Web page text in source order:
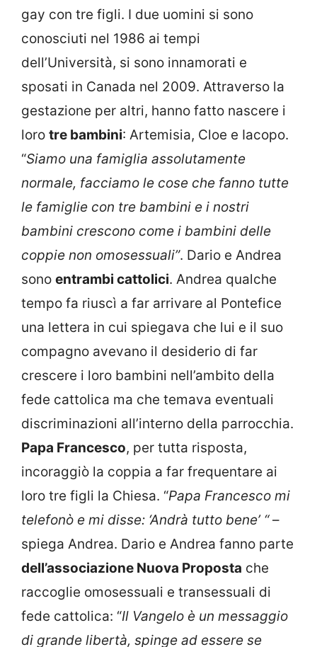
gay con tre figli. I due uomini si sono
conosciuti nel 1986 ai tempi
dell’Università, si sono innamorati e
sposati in Canada nel 2009. Attraverso la
gestazione per altri, hanno fatto nascere i
loro tre bambini: Artemisia, Cloe e Iacopo.
“Siamo una famiglia assolutamente
normale, facciamo le cose che fanno tutte
le famiglie con tre bambini e i nostri
bambini crescono come i bambini delle
coppie non omosessuali”. Dario e Andrea
sono entrambi cattolici. Andrea qualche
tempo fa riuscì a far arrivare al Pontefice
una lettera in cui spiegava che lui e il suo
compagno avevano il desiderio di far
crescere i loro bambini nell’ambito della
fede cattolica ma che temava eventuali
discriminazioni all’interno della parrocchia.
Papa Francesco, per tutta risposta,
incoraggiò la coppia a far frequentare ai
loro tre figli la Chiesa. “Papa Francesco mi
telefonò e mi disse: ‘Andrà tutto bene’ “–
spiega Andrea. Dario e Andrea fanno parte
dell’associazione Nuova Proposta che
raccoglie omosessuali e transessuali di
fede cattolica: “Il Vangelo è un messaggio
di grande libertà, spinge ad essere se